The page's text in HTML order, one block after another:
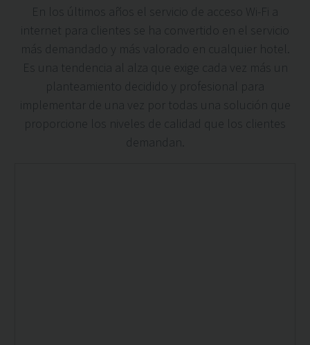
En los últimos años el servicio de acceso Wi-Fi a
internet para clientes se ha convertido en el servicio
más demandado y más valorado en cualquier hotel.
Es una tendencia al alza que exige cada vez más un
planteamiento decidido y profesional para
implementar de una vez por todas una solución que
proporcione los niveles de calidad que los clientes
demandan.